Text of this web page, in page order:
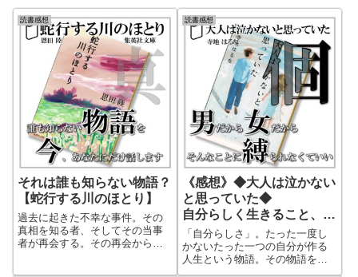
読書感想
それは誰も知らない物語？
【蛇行する川のほとり】
過去に起きた不幸な事件。その
真相を知る者、そしてその当事
者が再会する。その再会から事
読書感想
《感想》◆大人は泣かない
と思っていた◆
自分らしく生きること、そ
れが大切な人間らしさ
「自分らしさ」。たった一度し
かないたった一つの自分が作る
人生という物語。その物語を素
敵な物語に作れるのは自分自